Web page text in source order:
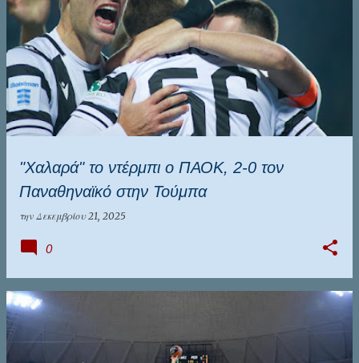
"Χαλαρά" το ντέρμπι ο ΠΑΟΚ, 2-0 τον
Παναθηναϊκό στην Τούμπα
την Δεκεμβρίου 21, 2025
0